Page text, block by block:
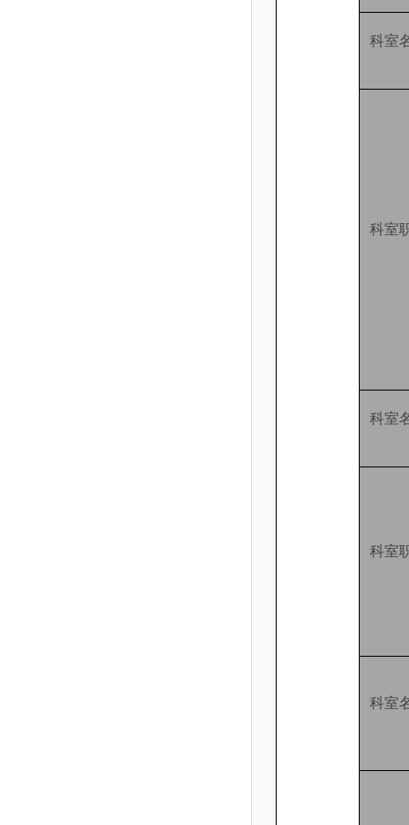
科室
科室
科室
科室
科室